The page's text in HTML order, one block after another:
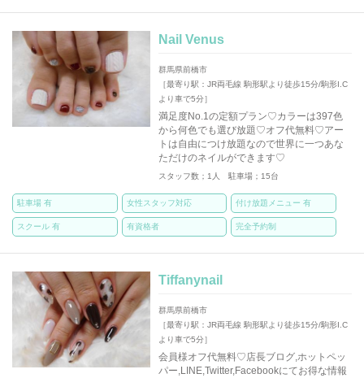
Nail Venus
群馬県前橋市
［最寄り駅：JR両毛線 駒形駅より徒歩15分/駒形I.C
より車で5分］
満足度No.1の定額プラン♡カラーは397色
から何色でも選び放題♡オフ代無料♡アー
トは自由につけ放題なので世界に一つあな
ただけのネイルができます♡
スタッフ数；1人 駐車場；15台
駐車場 有 女性スタッフ対応 付け放題メニュー 有
スクール 有 有資格者 完全予約制
Tiffanynail
群馬県前橋市
［最寄り駅：JR両毛線 駒形駅より徒歩15分/駒形I.C
より車で5分］
会員様オフ代無料♡店長ブログ,ホットペッ
パー,LINE,Twitter,Facebookにてお得な情報